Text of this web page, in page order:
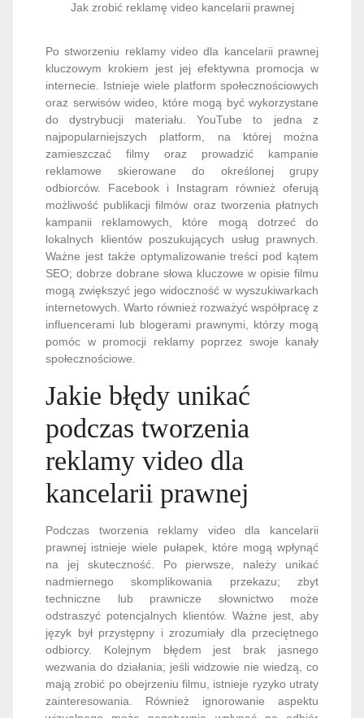
Jak zrobić reklamę video kancelarii prawnej
Po stworzeniu reklamy video dla kancelarii prawnej
kluczowym krokiem jest jej efektywna promocja w
internecie. Istnieje wiele platform społecznościowych
oraz serwisów wideo, które mogą być wykorzystane
do dystrybucji materiału. YouTube to jedna z
najpopularniejszych platform, na której można
zamieszczać filmy oraz prowadzić kampanie
reklamowe skierowane do określonej grupy
odbiorców. Facebook i Instagram również oferują
możliwość publikacji filmów oraz tworzenia płatnych
kampanii reklamowych, które mogą dotrzeć do
lokalnych klientów poszukujących usług prawnych.
Ważne jest także optymalizowanie treści pod kątem
SEO; dobrze dobrane słowa kluczowe w opisie filmu
mogą zwiększyć jego widoczność w wyszukiwarkach
internetowych. Warto również rozważyć współpracę z
influencerami lub blogerami prawnymi, którzy mogą
pomóc w promocji reklamy poprzez swoje kanały
społecznościowe.
Jakie błędy unikać
podczas tworzenia
reklamy video dla
kancelarii prawnej
Podczas tworzenia reklamy video dla kancelarii
prawnej istnieje wiele pułapek, które mogą wpłynąć
na jej skuteczność. Po pierwsze, należy unikać
nadmiernego skomplikowania przekazu; zbyt
techniczne lub prawnicze słownictwo może
odstraszyć potencjalnych klientów. Ważne jest, aby
język był przystępny i zrozumiały dla przeciętnego
odbiorcy. Kolejnym błędem jest brak jasnego
wezwania do działania; jeśli widzowie nie wiedzą, co
mają zrobić po obejrzeniu filmu, istnieje ryzyko utraty
zainteresowania. Również ignorowanie aspektu